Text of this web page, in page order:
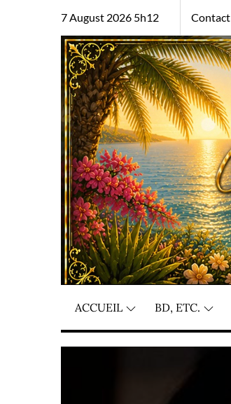
7 August 2026 5h12 Contact
ACCUEIL BD, ETC.